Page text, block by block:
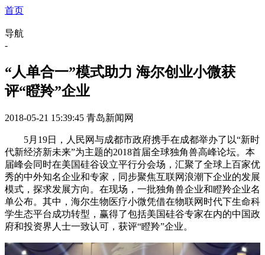
首页
导航
-
“人单合一”模式助力 海尔创业小微获
评“瞪羚”企业
2018-05-21 15:39:45 青岛新闻网
5月19日，人民网与成都市政府携手在成都举办了以“新时
代新经济新未来”为主题的2018首届全球独角兽高峰论坛。本
届峰会同时在美国硅谷设立平行分会场，汇聚了全球上百家优
秀的中外知名企业和专家，同步聚焦互联网浪潮下企业的发展
模式，探求发展方向。在现场，一批独角兽企业和瞪羚企业名
单公布。其中，海尔生物医疗小微凭借在物联网时代下生命科
学生态平台成功转型，赢得了包括美国硅谷专家在内的中国政
府和投资界人士一致认可，获评“瞪羚”企业。